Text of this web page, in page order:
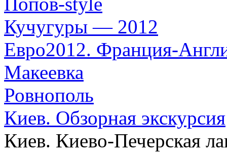
Кучугуры — 2012
Евро2012. Франция-
Макеевка
Ровнополь
Киев. Обзорная экскурсия
Киев. Киево-Печерская